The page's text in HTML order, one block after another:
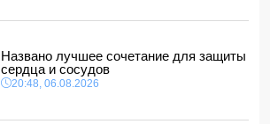
Названо лучшее сочетание для защиты
сердца и сосудов
20:48, 06.08.2026